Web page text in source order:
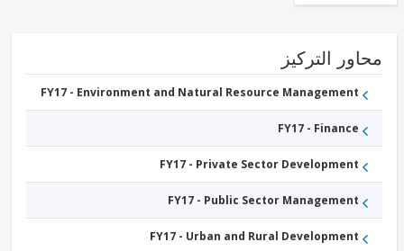
التركيز
FY17 - Environment and Natural Resource Management
FY17 - Finance
FY17 - Private Sector Development
FY17 - Public Sector Management
FY17 - Urban and Rural Development